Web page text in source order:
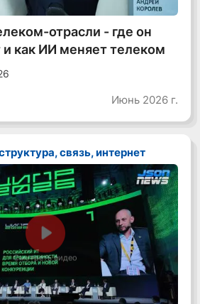
отрасли - где он
как ИИ меняет телеком
Июнь 2026 г.
связь, интернет
Смотреть видео